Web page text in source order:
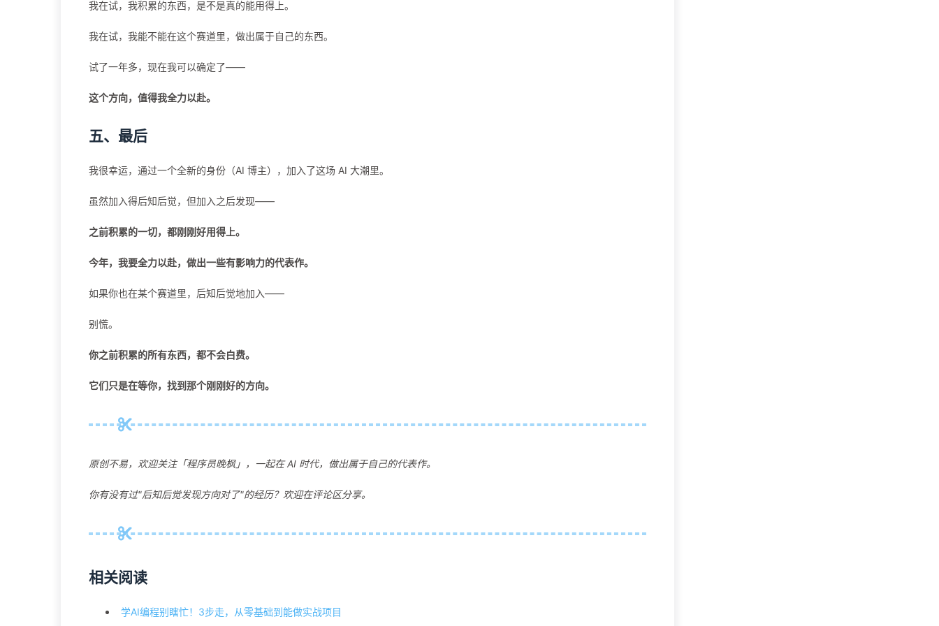
我在试，我积累的东西，是不是真的能用得上。
我在试，我能不能在这个赛道里，做出属于自己的东西。
试了一年多，现在我可以确定了——
这个方向，值得我全力以赴。
五、最后
我很幸运，通过一个全新的身份（AI 博主），加入了这场 AI 大潮里。
虽然加入得后知后觉，但加入之后发现——
之前积累的一切，都刚刚好用得上。
今年，我要全力以赴，做出一些有影响力的代表作。
如果你也在某个赛道里，后知后觉地加入——
别慌。
你之前积累的所有东西，都不会白费。
它们只是在等你，找到那个刚刚好的方向。
原创不易，欢迎关注「程序员晚枫」，一起在 AI 时代，做出属于自己的代表作。
你有没有过"后知后觉发现方向对了"的经历？欢迎在评论区分享。
相关阅读
学AI编程别瞎忙！3步走，从零基础到能做实战项目